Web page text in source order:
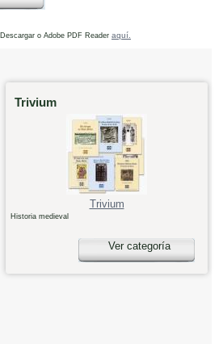
Descargar o Adobe PDF Reader aquí.
Trivium
Trivium
Historia medieval
Ver categoría